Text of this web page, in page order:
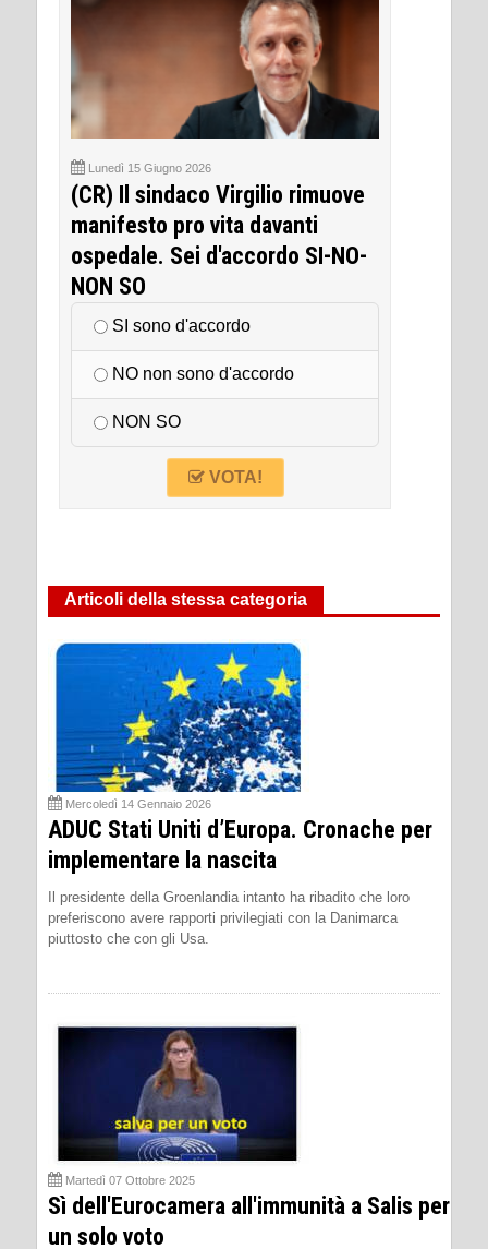
Lunedì 15 Giugno 2026
(CR) Il sindaco Virgilio rimuove
manifesto pro vita davanti
ospedale. Sei d'accordo SI-NO-
NON SO
SI sono d'accordo
NO non sono d'accordo
NON SO
VOTA!
Articoli della stessa categoria
Mercoledì 14 Gennaio 2026
ADUC Stati Uniti d’Europa. Cronache per
implementare la nascita
Il presidente della Groenlandia intanto ha ribadito che loro
preferiscono avere rapporti privilegiati con la Danimarca
piuttosto che con gli Usa.
Martedì 07 Ottobre 2025
Sì dell'Eurocamera all'immunità a Salis per
un solo voto